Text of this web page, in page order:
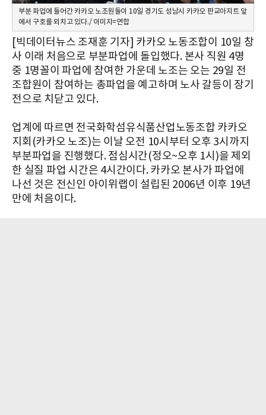
부분 파업에 들어간 카카오 노조원들이 10일 경기도 성남시 카카오 판교아지트 앞
에서 구호를 외치고 있다./ 이미지=연합
[빅데이터뉴스 조재훈 기자] 카카오 노동조합이 10일 창
사 이래 처음으로 부분파업에 돌입했다. 본사 직원 4명
중 1명꼴이 파업에 참여한 가운데 노조는 오는 29일 전
조합원이 참여하는 총파업을 예고하며 노사 갈등이 장기
전으로 치닫고 있다.
업계에 따르면 전국화학섬유식품산업노동조합 카카오
지회(카카오 노조)는 이날 오전 10시부터 오후 3시까지
부분파업을 진행했다. 점심시간(정오~오후 1시)을 제외
한 실질 파업 시간은 4시간이다. 카카오 본사가 파업에
나선 것은 전신인 아이위랩이 설립된 2006년 이후 19년
만에 처음이다.